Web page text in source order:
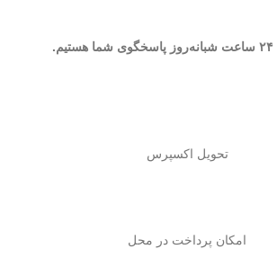
تحویل اکسپرس
امکان پرداخت در محل